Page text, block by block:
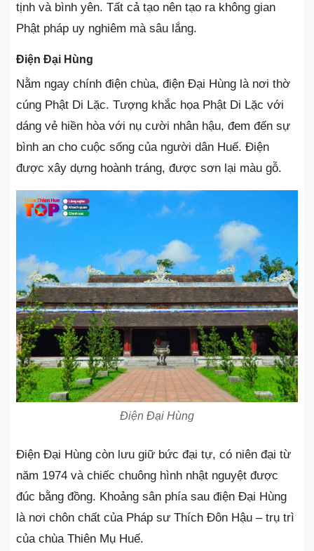
tịnh và bình yên. Tất cả tạo nên tạo ra không gian
Phật pháp uy nghiêm mà sâu lắng.
Điện Đại Hùng
Nằm ngay chính điện chùa, điện Đại Hùng là nơi thờ
cúng Phật Di Lặc. Tượng khắc họa Phật Di Lặc với
dáng vẻ hiền hòa với nụ cười nhân hậu, đem đến sự
bình an cho cuộc sống của người dân Huế. Điện
được xây dựng hoành tráng, được sơn lại màu gỗ.
Điện Đại Hùng
Điện Đại Hùng còn lưu giữ bức đại tự, có niên đại từ
năm 1974 và chiếc chuông hình nhật nguyệt được
đúc bằng đồng. Khoảng sân phía sau điện Đại Hùng
là nơi chôn chất của Pháp sư Thích Đôn Hậu – trụ trì
của chùa Thiên Mụ Huế.